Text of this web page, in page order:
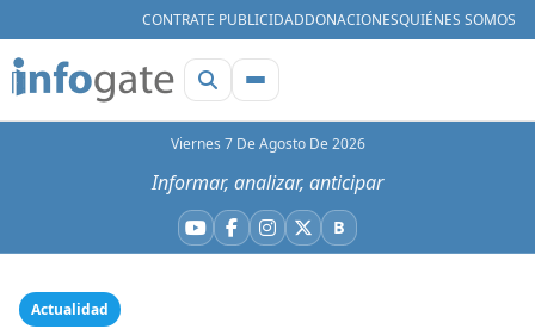
CONTRATE PUBLICIDADDONACIONESQUIÉNES SOMOS
Viernes 7 De Agosto De 2026
Informar, analizar, anticipar
YouTube
Facebook
Instagram
X BBluesky
Actualidad